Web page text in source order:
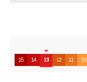
10
11
12
13
14
15